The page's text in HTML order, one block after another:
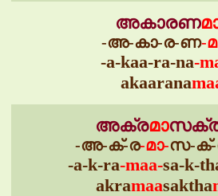
അകാരണ
-അ-കാ-ര-ണ-
-a-kaa-ra-na-
akaarana
അക്രമാ
-അ-ക്-ര-മാ-സ-
-a-k-ra-maa-sa-k-
akramaasaktha